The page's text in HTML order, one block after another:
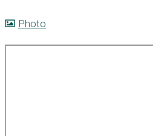
Photo